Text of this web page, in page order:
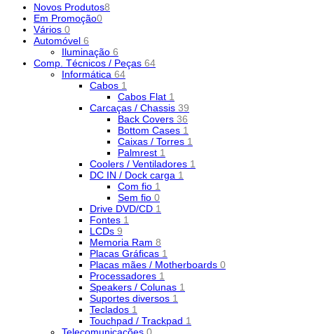
Novos Produtos8
Em Promoção0
Vários 0
Automóvel 6
Iluminação 6
Comp. Técnicos / Peças 64
Informática 64
Cabos 1
Cabos Flat 1
Carcaças / Chassis 39
Back Covers 36
Bottom Cases 1
Caixas / Torres 1
Palmrest 1
Coolers / Ventiladores 1
DC IN / Dock carga 1
Com fio 1
Sem fio 0
Drive DVD/CD 1
Fontes 1
LCDs 9
Memoria Ram 8
Placas Gráficas 1
Placas mães / Motherboards 0
Processadores 1
Speakers / Colunas 1
Suportes diversos 1
Teclados 1
Touchpad / Trackpad 1